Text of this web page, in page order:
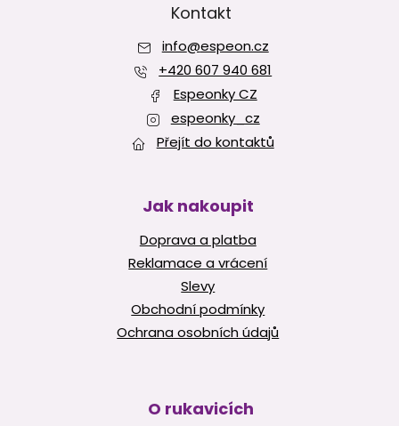
c
p
r
v
k
y
v
ý
s
u
Kontakt
info@espeon.cz
+420 607 940 681
Espeonky CZ
espeonky_cz
Přejít do kontaktů
Jak nakoupit
Doprava a platba
Reklamace a vrácení
Slevy
Obchodní podmínky
Ochrana osobních údajů
O rukavicích